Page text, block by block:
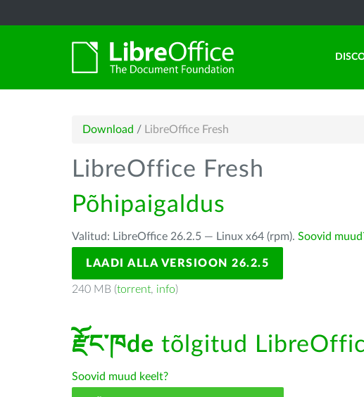
Download / LibreOffice Fresh
LibreOffice Fresh
Põhipaigaldus
Valitud: LibreOffice 26.2.5 — Linux x64 (rpm). Soovid
LAADI ALLA VERSIOON 26.2.5
240 MB (torrent, info)
རྫོང་ཁde tõlgitud
Soovid muud keelt?